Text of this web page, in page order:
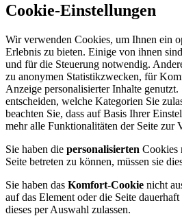
Cookie-Einstellungen
Wir verwenden Cookies, um Ihnen ein
Erlebnis zu bieten. Einige von ihnen
und für die Steuerung notwendig.
zu anonymen Statistikzwecken, für
Anzeige personalisierter Inhalte genutzt.
entscheiden, welche Kategorien Sie
beachten Sie, dass auf Basis Ihrer
mehr alle Funktionalitäten der Seite zur
Sie haben die personalisierten Cookies
Seite betreten zu können, müssen sie
Sie haben das Komfort-Cookie nicht
auf das Element oder die Seite
dieses per Auswahl zulassen.